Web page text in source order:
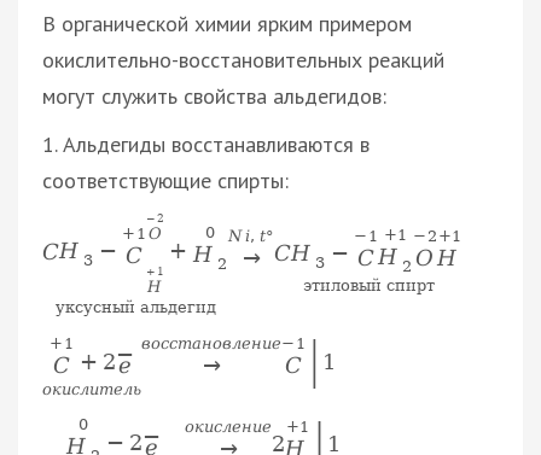
В органической химии ярким примером
окислительно-восстановительных реакций
могут служить свойства альдегидов:
1. Альдегиды восстанавливаются в
соответствующие спирты:
CH 3 −
+ 1
C
− 2
O
+ 1
H
+
0
H 2
уксусный альдегид
Ni, t°
→ CH 3 −
− 1
C
+1
H 2
− 2
O
+1
H
этиловый спирт
+ 1
C + 2−
e
окислите ль
восстановление
→
− 1
C 1
0
H − 2−
e
окисление
→ 2
+1
H 1